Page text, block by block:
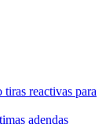
reactivas para
adendas